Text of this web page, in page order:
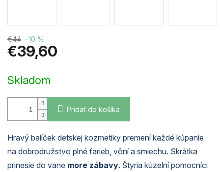
€44 –10 %
€39,60
cena:
Skladom
Pridať do košíka
Hravý balíček detskej kozmetiky premení každé kúpanie
na dobrodružstvo plné farieb, vôní a smiechu. Skrátka
prinesie do vane more zábavy. Štyria kúzelní pomocníci